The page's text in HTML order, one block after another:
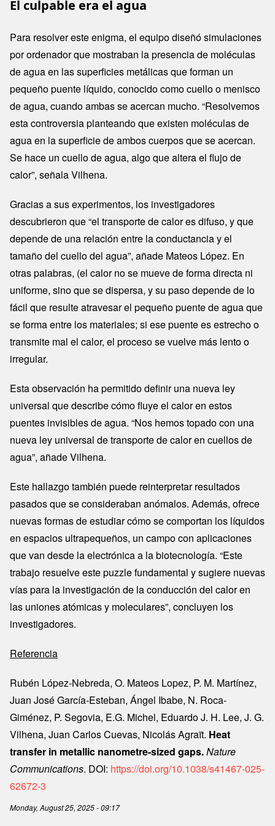
El culpable era el agua
Para resolver este enigma, el equipo diseñó simulaciones
por ordenador que mostraban la presencia de moléculas
de agua en las superficies metálicas que forman un
pequeño puente líquido, conocido como cuello o menisco
de agua, cuando ambas se acercan mucho. “Resolvemos
esta controversia planteando que existen moléculas de
agua en la superficie de ambos cuerpos que se acercan.
Se hace un cuello de agua, algo que altera el flujo de
calor”, señala Vilhena.
Gracias a sus experimentos, los investigadores
descubrieron que “el transporte de calor es difuso, y que
depende de una relación entre la conductancia y el
tamaño del cuello del agua”, añade Mateos López. En
otras palabras, (el calor no se mueve de forma directa ni
uniforme, sino que se dispersa, y su paso depende de lo
fácil que resulte atravesar el pequeño puente de agua que
se forma entre los materiales; si ese puente es estrecho o
transmite mal el calor, el proceso se vuelve más lento o
irregular.
Esta observación ha permitido definir una nueva ley
universal que describe cómo fluye el calor en estos
puentes invisibles de agua. “Nos hemos topado con una
nueva ley universal de transporte de calor en cuellos de
agua”, añade Vilhena.
Este hallazgo también puede reinterpretar resultados
pasados que se consideraban anómalos. Además, ofrece
nuevas formas de estudiar cómo se comportan los líquidos
en espacios ultrapequeños, un campo con aplicaciones
que van desde la electrónica a la biotecnología. “Este
trabajo resuelve este puzzle fundamental y sugiere nuevas
vías para la investigación de la conducción del calor en
las uniones atómicas y moleculares”, concluyen los
investigadores.
Referencia
Rubén López-Nebreda, O. Mateos Lopez, P. M. Martínez,
Juan José García-Esteban, Ángel Ibabe, N. Roca-
Giménez, P. Segovia, E.G. Michel, Eduardo J. H. Lee, J. G.
Vilhena, Juan Carlos Cuevas, Nicolás Agraït. Heat
transfer in metallic nanometre-sized gaps.Nature
Communications. DOI: https://doi.org/10.1038/s41467-025-
62672-3
Monday, August 25, 2025 - 09:17